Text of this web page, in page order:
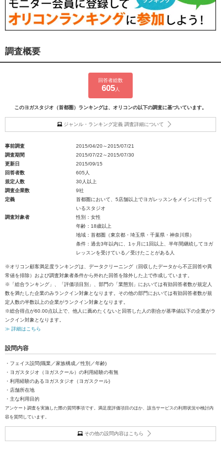
調査概要
回答者総数
605人
このヨガスタジオ（首都圏）ランキングは、オリコンの以下の調査に基づいています。
ジャンル・ランキング定義 調査詳細について
事前調査
2015/04/20～2015/07/21
調査期間
2015/07/22～2015/07/30
更新日
2015/09/15
回答者数
605人
規定人数
30人以上
調査企業数
9社
定義
首都圏において、5店舗以上でヨガレッスンをメインに行って
いるスタジオ
調査対象者
性別：女性
年齢：18歳以上
地域：首都圏（東京都・埼玉県・千葉県・神奈川県）
条件：過去3年以内に、1ヶ月に1回以上、半年間継続してヨガ
レッスンを受けている／受けたことがある人
※オリコン顧客満足度ランキングは、データクリーニング（回収したデータから不正回答や異
常値を排除）および調査対象者条件から外れた回答を除外した上で作成しています。
※「総合ランキング」、「評価項目別」、部門の「業態別」においては有効回答者数が規定人
数を満たした企業のみランクイン対象となります。その他の部門においては有効回答者数が規
定人数の半数以上の企業がランクイン対象となります。
※総合得点が60.00点以上で、他人に薦めたくないと回答した人の割合が基準値以下の企業がラ
ンクイン対象となります。
≫ 詳細はこちら
設問内容
・フェイス設問(職業／家族構成／性別／年齢)
・ヨガスタジオ（ヨガスクール）の利用経験の有無
・利用経験のあるヨガスタジオ（ヨガスクール)
・店舗所在地
・主な利用目的
アンケート調査を実施した際の質問事項です。満足度評価項目のほか、該当サービスの利用状況や検討内
容を質問しています。
その他の設問内容はこちら